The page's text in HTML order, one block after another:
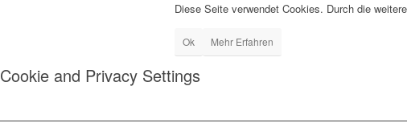
Diese Seite verwendet Cookies. Durch die
Ok Mehr Erfahren
Cookie and Privacy Settings